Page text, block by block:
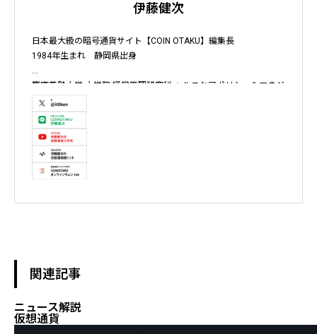
伊藤健次
日本最大級の暗号通貨サイト【COIN OTAKU】編集長
1984年生まれ　静岡県出身
慶應義塾大学 大学院 経営管理研究科 ヘルスケアポリシー＆マネジ
メント集中コース終了
株式会社ソクラテス 代表取締役 / 国内企業暗号資産事業顧問 / 暗
号資産取引所アドバイザー / 暗号資産投資アナリスト / Fintechコ
ンサルタント / 暗号資産非公式アーティスト /YouTuber
テレビ東京WBS出演　テレビ東京モーニングサテライト出演
他各メディア取材、出演
関連記事
ニュース解説
仮想通貨